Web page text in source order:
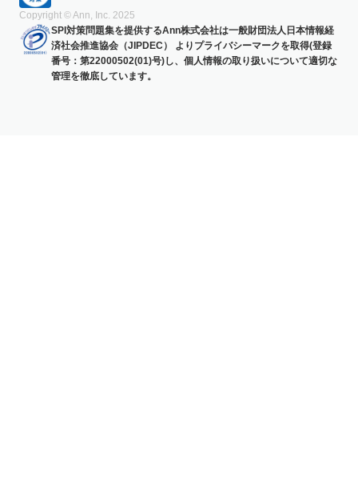
Copyright © Ann, Inc. 2025
SPI対策問題集を提供するAnn株式会社は一般財団法人日本情報経
済社会推進協会（JIPDEC） よりプライバシーマークを取得(登録
番号：第22000502(01)号)し、個人情報の取り扱いについて適切な
管理を徹底しています。